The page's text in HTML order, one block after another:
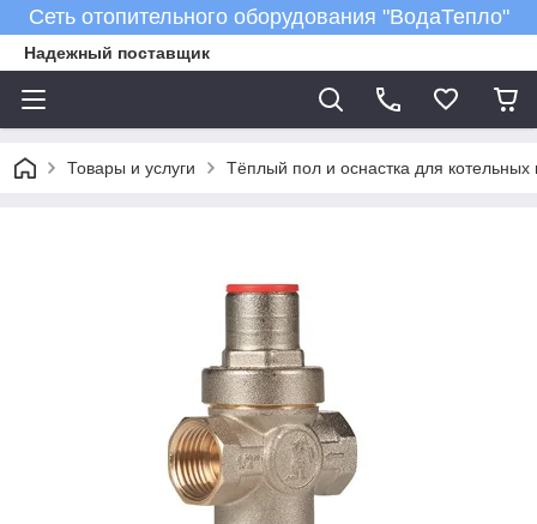
Сеть отопительного оборудования "ВодаТепло"
Надежный поставщик
Товары и услуги Тёплый пол и оснастка для котельных